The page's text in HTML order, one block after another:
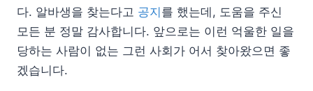
다. 알바생을 찾는다고 공지 를 했는데, 도움을 주신
모든 분 정말 감사합니다. 앞으로는 이런 억울한 일을
당하는 사람이 없는 그런 사회가 어서 찾아왔으면 좋
겠습니다.